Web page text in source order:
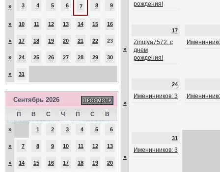
» 3 4 5 6 7 8 9
» 10 11 12 13 14 15 16
» 17 18 19 20 21 22 23
» 24 25 26 27 28 29 30
» 31
Сентябрь 2026
П В С Ч П С В
» 1 2 3 4 5 6
» 7 8 9 10 11 12 13
» 14 15 16 17 18 19 20
рождения!
»
17
Zinulya7572, с
днем
рождения!
»
24
Именинников: 3
»
31
Именинников: 3